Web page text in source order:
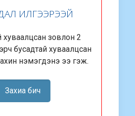
ИЛГЭЭРЭЭЙ
хуваалцсан зовлон 2
бусадтай хуваалцсан
нэмэгдэнэ ээ гэж.
Захиа бич